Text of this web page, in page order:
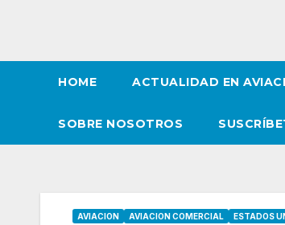
HOME ACTUALIDAD EN
SOBRE NOSOTROS
AVIACION AVIACION COMERCIAL ESTADOS